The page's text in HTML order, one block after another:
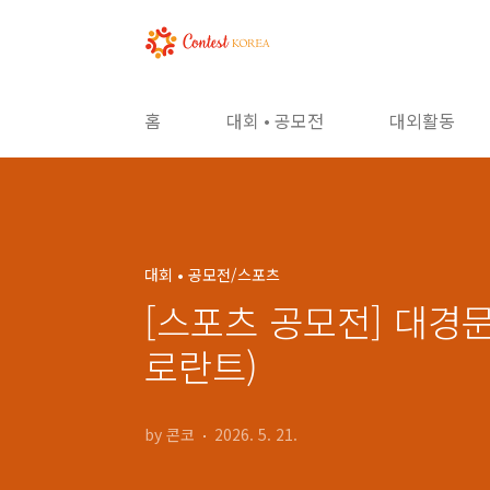
홈 대회 • 공모전 대외활동
대회 • 공모전/스포츠
[스포츠 공모전] 대경
로란트)
by 콘코 2026. 5. 21.